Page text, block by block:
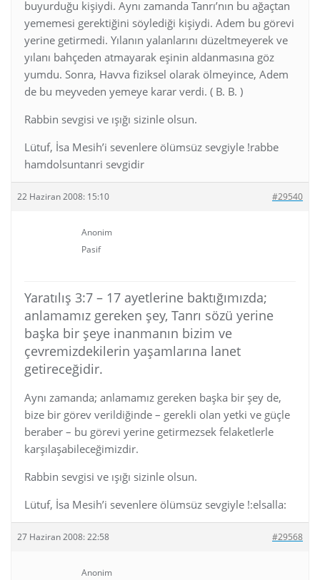
buyurduğu kişiydi. Aynı zamanda Tanrı’nın bu ağaçtan
yememesi gerektiğini söylediği kişiydi. Adem bu görevi
yerine getirmedi. Yılanın yalanlarını düzeltmeyerek ve
yılanı bahçeden atmayarak eşinin aldanmasına göz
yumdu. Sonra, Havva fiziksel olarak ölmeyince, Adem
de bu meyveden yemeye karar verdi. ( B. B. )
Rabbin sevgisi ve ışığı sizinle olsun.
Lütuf, İsa Mesih’i sevenlere ölümsüz sevgiyle !rabbe
hamdolsuntanri sevgidir
22 Haziran 2008: 15:10 #29540
Anonim
Pasif
Yaratılış 3:7 – 17 ayetlerine baktığımızda;
anlamamız gereken şey, Tanrı sözü yerine
başka bir şeye inanmanın bizim ve
çevremizdekilerin yaşamlarına lanet
getireceğidir.
Aynı zamanda; anlamamız gereken başka bir şey de,
bize bir görev verildiğinde – gerekli olan yetki ve güçle
beraber – bu görevi yerine getirmezsek felaketlerle
karşılaşabileceğimizdir.
Rabbin sevgisi ve ışığı sizinle olsun.
Lütuf, İsa Mesih’i sevenlere ölümsüz sevgiyle !:elsalla:
27 Haziran 2008: 22:58 #29568
Anonim